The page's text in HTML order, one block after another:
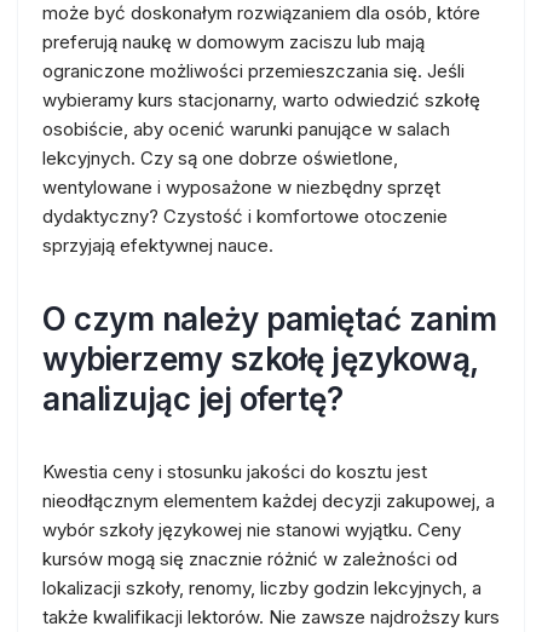
może być doskonałym rozwiązaniem dla osób, które
preferują naukę w domowym zaciszu lub mają
ograniczone możliwości przemieszczania się. Jeśli
wybieramy kurs stacjonarny, warto odwiedzić szkołę
osobiście, aby ocenić warunki panujące w salach
lekcyjnych. Czy są one dobrze oświetlone,
wentylowane i wyposażone w niezbędny sprzęt
dydaktyczny? Czystość i komfortowe otoczenie
sprzyjają efektywnej nauce.
O czym należy pamiętać zanim
wybierzemy szkołę językową,
analizując jej ofertę?
Kwestia ceny i stosunku jakości do kosztu jest
nieodłącznym elementem każdej decyzji zakupowej, a
wybór szkoły językowej nie stanowi wyjątku. Ceny
kursów mogą się znacznie różnić w zależności od
lokalizacji szkoły, renomy, liczby godzin lekcyjnych, a
także kwalifikacji lektorów. Nie zawsze najdroższy kurs